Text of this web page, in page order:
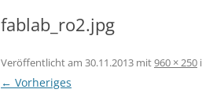
fablab_ro2.jpg
Veröffentlicht am 30.11.2013 mit960 × 250
← Vorheriges